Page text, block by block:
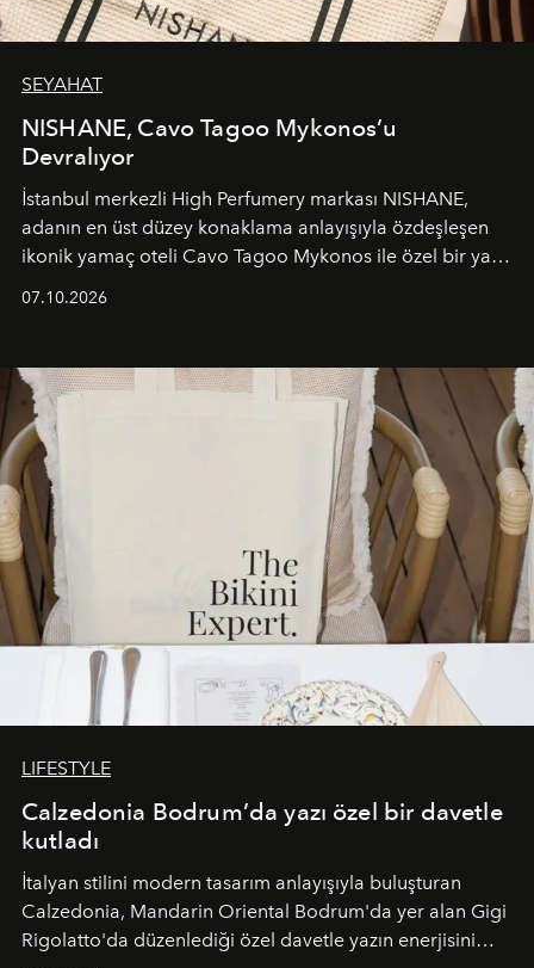
SEYAHAT
NISHANE, Cavo Tagoo Mykonos’u
Devralıyor
İstanbul merkezli High Perfumery markası NISHANE,
adanın en üst düzey konaklama anlayışıyla özdeşleşen
ikonik yamaç oteli Cavo Tagoo Mykonos ile özel bir yaz
buluşturarak markanın Cavo Tagoo’daki varlığını
sürükleyici ve mevsime özel bir deneyime dönüştürüyor.
07.10.2026
LIFESTYLE
Calzedonia Bodrum’da yazı özel bir davetle
kutladı
İtalyan stilini modern tasarım anlayışıyla buluşturan
Calzedonia, Mandarin Oriental Bodrum'da yer alan Gigi
Rigolatto'da düzenlediği özel davetle yazın enerjisini